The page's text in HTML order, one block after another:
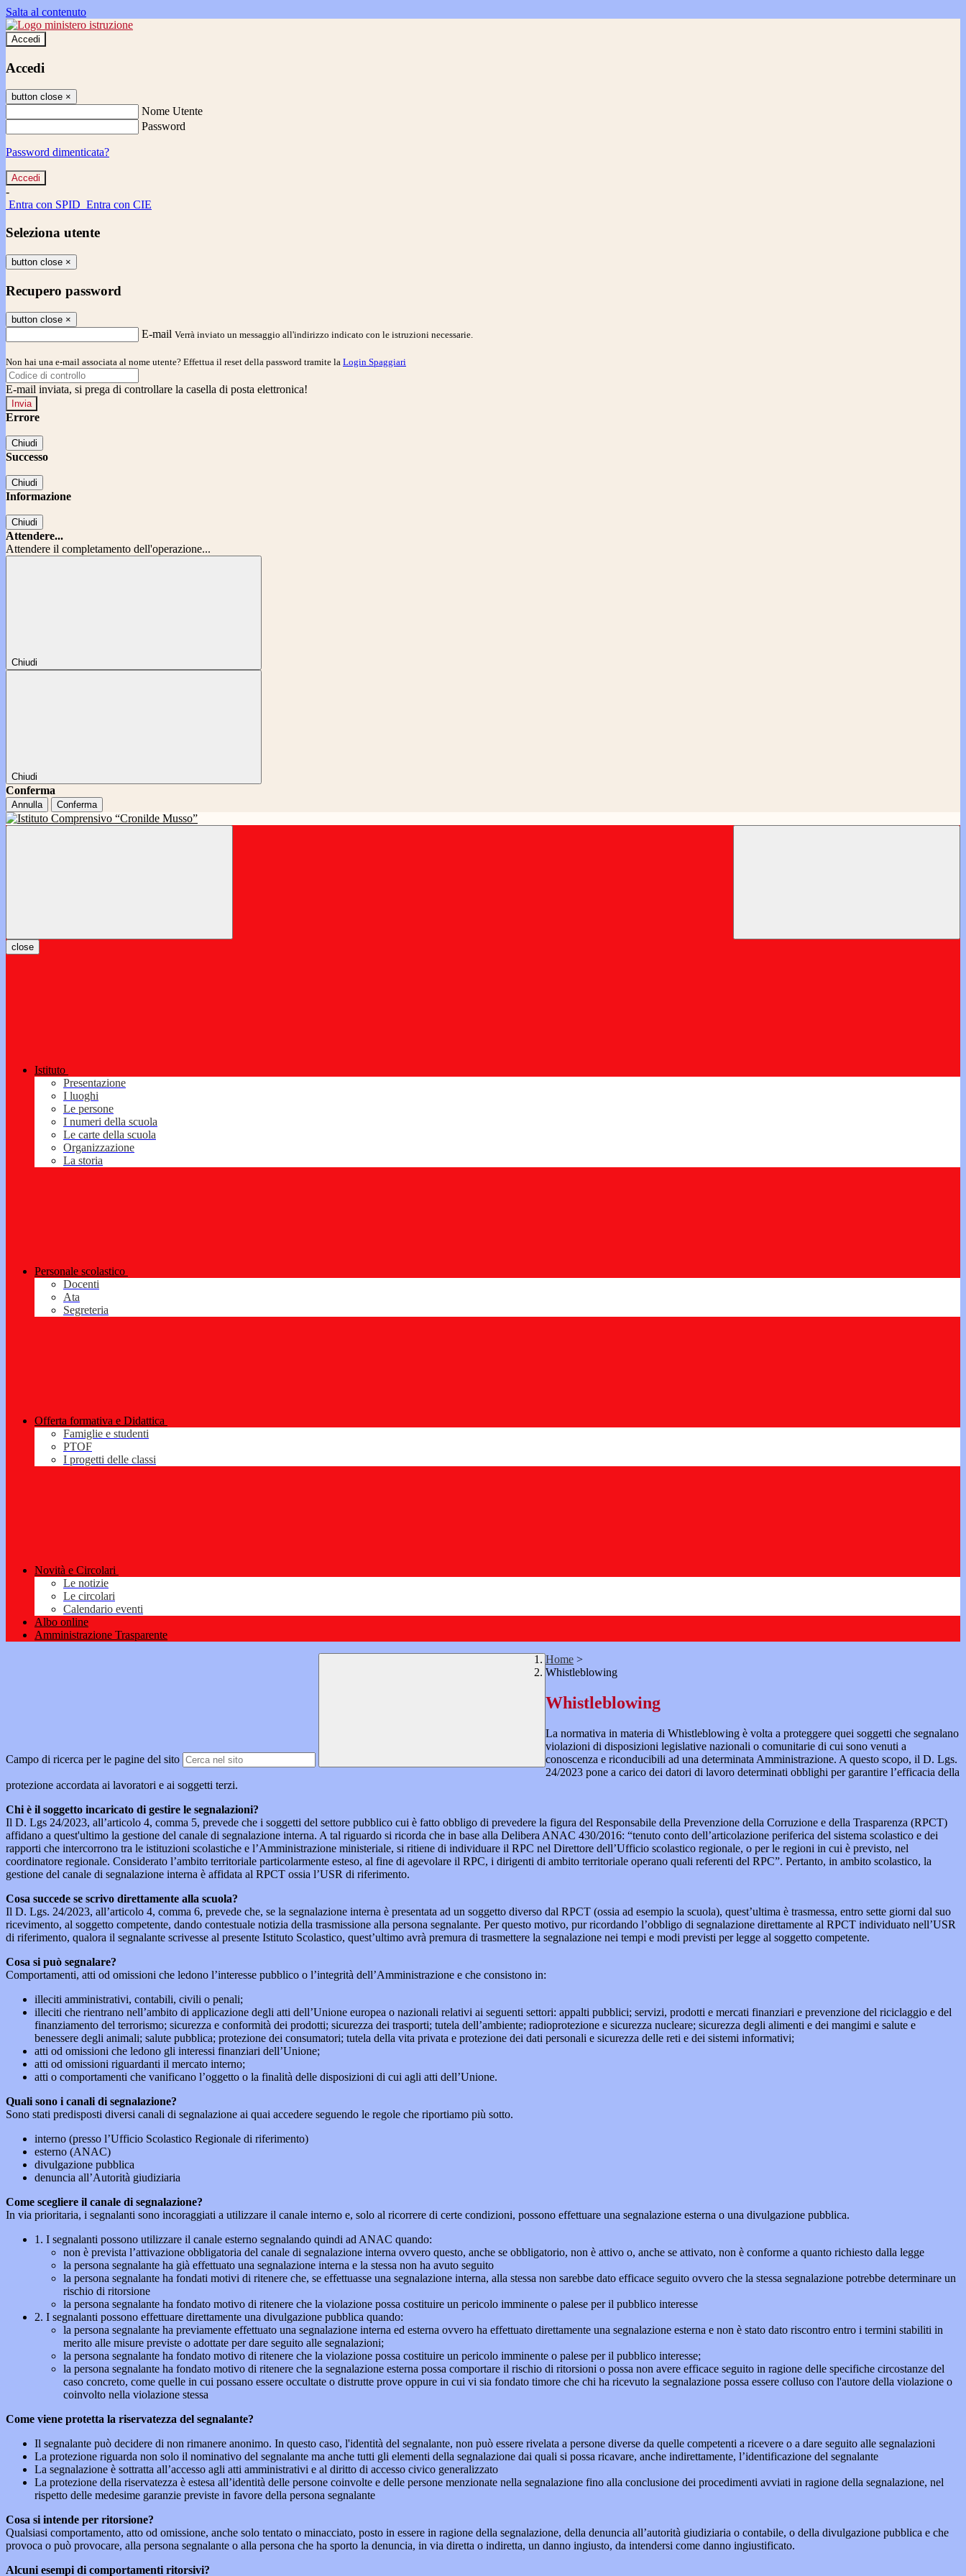
Salta al contenuto
Accedi
Accedi
button close ×
Nome Utente
Password
Password dimenticata?
-
Entra con SPID Entra con CIE
Seleziona utente
button close ×
Recupero password
button close ×
E-mail Verrà inviato un messaggio all'indirizzo indicato con le istruzioni necessarie.
Non hai una e-mail associata al nome utente? Effettua il reset della password tramite la Login Spaggiari
E-mail inviata, si prega di controllare la casella di posta elettronica!
Errore
Chiudi
Successo
Chiudi
Informazione
Chiudi
Attendere...
Attendere il completamento dell'operazione...
Chiudi
Chiudi
Conferma
Annulla Conferma
close
Istituto
Presentazione
I luoghi
Le persone
I numeri della scuola
Le carte della scuola
Organizzazione
La storia
Personale scolastico
Docenti
Ata
Segreteria
Offerta formativa e Didattica
Famiglie e studenti
PTOF
I progetti delle classi
Novità e Circolari
Le notizie
Le circolari
Calendario eventi
Albo online
Amministrazione Trasparente
Campo di ricerca per le pagine del sito
Home >
Whistleblowing
Whistleblowing
La normativa in materia di Whistleblowing è volta a proteggere quei soggetti che segnalano
violazioni di disposizioni legislative nazionali o comunitarie di cui sono venuti a
conoscenza e riconducibili ad una determinata Amministrazione. A questo scopo, il D. Lgs.
24/2023 pone a carico dei datori di lavoro determinati obblighi per garantire l’efficacia della
protezione accordata ai lavoratori e ai soggetti terzi.
Chi è il soggetto incaricato di gestire le segnalazioni?
Il D. Lgs 24/2023, all’articolo 4, comma 5, prevede che i soggetti del settore pubblico cui è fatto obbligo di prevedere la figura del Responsabile della Prevenzione della Corruzione e della Trasparenza (RPCT)
affidano a quest'ultimo la gestione del canale di segnalazione interna. A tal riguardo si ricorda che in base alla Delibera ANAC 430/2016: “tenuto conto dell’articolazione periferica del sistema scolastico e dei
rapporti che intercorrono tra le istituzioni scolastiche e l’Amministrazione ministeriale, si ritiene di individuare il RPC nel Direttore dell’Ufficio scolastico regionale, o per le regioni in cui è previsto, nel
coordinatore regionale. Considerato l’ambito territoriale particolarmente esteso, al fine di agevolare il RPC, i dirigenti di ambito territoriale operano quali referenti del RPC”. Pertanto, in ambito scolastico, la
gestione del canale di segnalazione interna è affidata al RPCT ossia l’USR di riferimento.
Cosa succede se scrivo direttamente alla scuola?
Il D. Lgs. 24/2023, all’articolo 4, comma 6, prevede che, se la segnalazione interna è presentata ad un soggetto diverso dal RPCT (ossia ad esempio la scuola), quest’ultima è trasmessa, entro sette giorni dal suo
ricevimento, al soggetto competente, dando contestuale notizia della trasmissione alla persona segnalante. Per questo motivo, pur ricordando l’obbligo di segnalazione direttamente al RPCT individuato nell’USR
di riferimento, qualora il segnalante scrivesse al presente Istituto Scolastico, quest’ultimo avrà premura di trasmettere la segnalazione nei tempi e modi previsti per legge al soggetto competente.
Cosa si può segnalare?
Comportamenti, atti od omissioni che ledono l’interesse pubblico o l’integrità dell’Amministrazione e che consistono in:
illeciti amministrativi, contabili, civili o penali;
illeciti che rientrano nell’ambito di applicazione degli atti dell’Unione europea o nazionali relativi ai seguenti settori: appalti pubblici; servizi, prodotti e mercati finanziari e prevenzione del riciclaggio e del
finanziamento del terrorismo; sicurezza e conformità dei prodotti; sicurezza dei trasporti; tutela dell’ambiente; radioprotezione e sicurezza nucleare; sicurezza degli alimenti e dei mangimi e salute e
benessere degli animali; salute pubblica; protezione dei consumatori; tutela della vita privata e protezione dei dati personali e sicurezza delle reti e dei sistemi informativi;
atti od omissioni che ledono gli interessi finanziari dell’Unione;
atti od omissioni riguardanti il mercato interno;
atti o comportamenti che vanificano l’oggetto o la finalità delle disposizioni di cui agli atti dell’Unione.
Quali sono i canali di segnalazione?
Sono stati predisposti diversi canali di segnalazione ai quai accedere seguendo le regole che riportiamo più sotto.
interno (presso l’Ufficio Scolastico Regionale di riferimento)
esterno (ANAC)
divulgazione pubblica
denuncia all’Autorità giudiziaria
Come scegliere il canale di segnalazione?
In via prioritaria, i segnalanti sono incoraggiati a utilizzare il canale interno e, solo al ricorrere di certe condizioni, possono effettuare una segnalazione esterna o una divulgazione pubblica.
1. I segnalanti possono utilizzare il canale esterno segnalando quindi ad ANAC quando:
non è prevista l’attivazione obbligatoria del canale di segnalazione interna ovvero questo, anche se obbligatorio, non è attivo o, anche se attivato, non è conforme a quanto richiesto dalla legge
la persona segnalante ha già effettuato una segnalazione interna e la stessa non ha avuto seguito
la persona segnalante ha fondati motivi di ritenere che, se effettuasse una segnalazione interna, alla stessa non sarebbe dato efficace seguito ovvero che la stessa segnalazione potrebbe determinare un
rischio di ritorsione
la persona segnalante ha fondato motivo di ritenere che la violazione possa costituire un pericolo imminente o palese per il pubblico interesse
2. I segnalanti possono effettuare direttamente una divulgazione pubblica quando:
la persona segnalante ha previamente effettuato una segnalazione interna ed esterna ovvero ha effettuato direttamente una segnalazione esterna e non è stato dato riscontro entro i termini stabiliti in
merito alle misure previste o adottate per dare seguito alle segnalazioni;
la persona segnalante ha fondato motivo di ritenere che la violazione possa costituire un pericolo imminente o palese per il pubblico interesse;
la persona segnalante ha fondato motivo di ritenere che la segnalazione esterna possa comportare il rischio di ritorsioni o possa non avere efficace seguito in ragione delle specifiche circostanze del
caso concreto, come quelle in cui possano essere occultate o distrutte prove oppure in cui vi sia fondato timore che chi ha ricevuto la segnalazione possa essere colluso con l'autore della violazione o
coinvolto nella violazione stessa
Come viene protetta la riservatezza del segnalante?
Il segnalante può decidere di non rimanere anonimo. In questo caso, l'identità del segnalante, non può essere rivelata a persone diverse da quelle competenti a ricevere o a dare seguito alle segnalazioni
La protezione riguarda non solo il nominativo del segnalante ma anche tutti gli elementi della segnalazione dai quali si possa ricavare, anche indirettamente, l’identificazione del segnalante
La segnalazione è sottratta all’accesso agli atti amministrativi e al diritto di accesso civico generalizzato
La protezione della riservatezza è estesa all’identità delle persone coinvolte e delle persone menzionate nella segnalazione fino alla conclusione dei procedimenti avviati in ragione della segnalazione, nel
rispetto delle medesime garanzie previste in favore della persona segnalante
Cosa si intende per ritorsione?
Qualsiasi comportamento, atto od omissione, anche solo tentato o minacciato, posto in essere in ragione della segnalazione, della denuncia all’autorità giudiziaria o contabile, o della divulgazione pubblica e che
provoca o può provocare, alla persona segnalante o alla persona che ha sporto la denuncia, in via diretta o indiretta, un danno ingiusto, da intendersi come danno ingiustificato.
Alcuni esempi di comportamenti ritorsivi?